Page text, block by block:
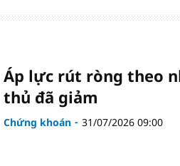
Áp lực rút ròng theo
thủ đã giảm
Chứng khoán 31/07/2026 09:00